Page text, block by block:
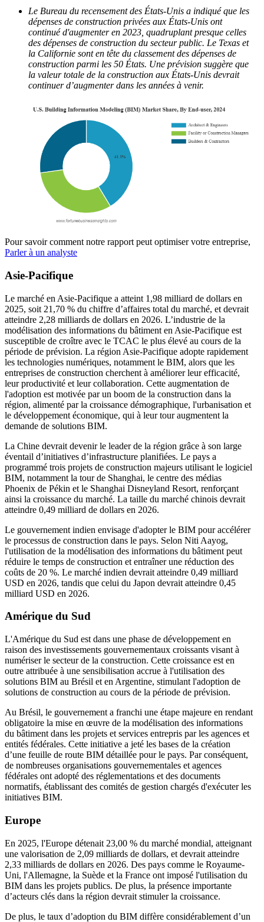
Le Bureau du recensement des États-Unis a indiqué que les
dépenses de construction privées aux États-Unis ont
continué d'augmenter en 2023, quadruplant presque celles
des dépenses de construction du secteur public. Le Texas et
la Californie sont en tête du classement des dépenses de
construction parmi les 50 États. Une prévision suggère que
la valeur totale de la construction aux États-Unis devrait
continuer d’augmenter dans les années à venir.
Pour savoir comment notre rapport peut optimiser votre entreprise,
Parler à un analyste
Asie-Pacifique
Le marché en Asie-Pacifique a atteint 1,98 milliard de dollars en
2025, soit 21,70 % du chiffre d’affaires total du marché, et devrait
atteindre 2,28 milliards de dollars en 2026. L’industrie de la
modélisation des informations du bâtiment en Asie-Pacifique est
susceptible de croître avec le TCAC le plus élevé au cours de la
période de prévision. La région Asie-Pacifique adopte rapidement
les technologies numériques, notamment le BIM, alors que les
entreprises de construction cherchent à améliorer leur efficacité,
leur productivité et leur collaboration. Cette augmentation de
l'adoption est motivée par un boom de la construction dans la
région, alimenté par la croissance démographique, l'urbanisation et
le développement économique, qui à leur tour augmentent la
demande de solutions BIM.
La Chine devrait devenir le leader de la région grâce à son large
éventail d’initiatives d’infrastructure planifiées. Le pays a
programmé trois projets de construction majeurs utilisant le logiciel
BIM, notamment la tour de Shanghai, le centre des médias
Phoenix de Pékin et le Shanghai Disneyland Resort, renforçant
ainsi la croissance du marché. La taille du marché chinois devrait
atteindre 0,49 milliard de dollars en 2026.
Le gouvernement indien envisage d'adopter le BIM pour accélérer
le processus de construction dans le pays. Selon Niti Aayog,
l'utilisation de la modélisation des informations du bâtiment peut
réduire le temps de construction et entraîner une réduction des
coûts de 20 %. Le marché indien devrait atteindre 0,49 milliard
USD en 2026, tandis que celui du Japon devrait atteindre 0,45
milliard USD en 2026.
Amérique du Sud
L'Amérique du Sud est dans une phase de développement en
raison des investissements gouvernementaux croissants visant à
numériser le secteur de la construction. Cette croissance est en
outre attribuée à une sensibilisation accrue à l'utilisation des
solutions BIM au Brésil et en Argentine, stimulant l'adoption de
solutions de construction au cours de la période de prévision.
Au Brésil, le gouvernement a franchi une étape majeure en rendant
obligatoire la mise en œuvre de la modélisation des informations
du bâtiment dans les projets et services entrepris par les agences et
entités fédérales. Cette initiative a jeté les bases de la création
d’une feuille de route BIM détaillée pour le pays. Par conséquent,
de nombreuses organisations gouvernementales et agences
fédérales ont adopté des réglementations et des documents
normatifs, établissant des comités de gestion chargés d'exécuter les
initiatives BIM.
Europe
En 2025, l'Europe détenait 23,00 % du marché mondial, atteignant
une valorisation de 2,09 milliards de dollars, et devrait atteindre
2,33 milliards de dollars en 2026. Des pays comme le Royaume-
Uni, l'Allemagne, la Suède et la France ont imposé l'utilisation du
BIM dans les projets publics. De plus, la présence importante
d’acteurs clés dans la région devrait stimuler la croissance.
De plus, le taux d’adoption du BIM diffère considérablement d’un